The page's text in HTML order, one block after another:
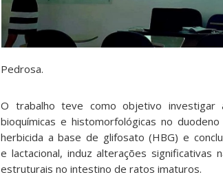
Pedrosa.
O trabalho teve como objetivo investigar
bioquímicas e histomorfológicas no
herbicida a base de glifosato (HBG) e
e lactacional, induz alterações
estruturais no intestino de ratos imaturos.